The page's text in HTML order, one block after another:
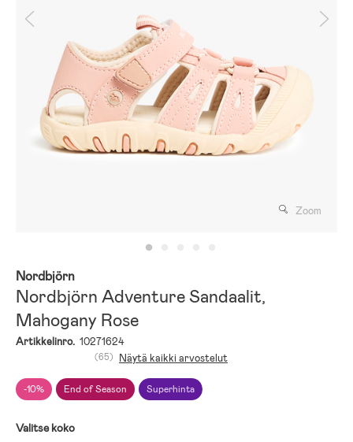
Zoom
Nordbjörn
Nordbjörn Adventure Sandaalit,
Mahogany Rose
Artikkelinro. 10271624
-10% End of Season Superhinta
(65) Näytä kaikki arvostelut
Valitse koko